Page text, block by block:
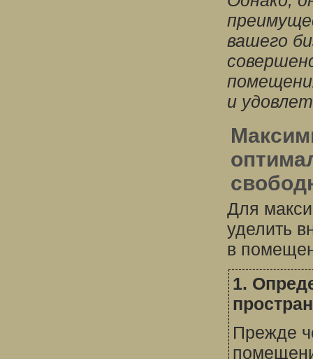
вашего
и
Для
уделить
в
1.
Прежде